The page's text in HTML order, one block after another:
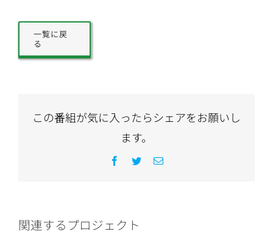
一覧に戻
る
この番組が気に入ったらシェアをお願いし
ます。
Facebook
Twitter電
関連するプロジェクト